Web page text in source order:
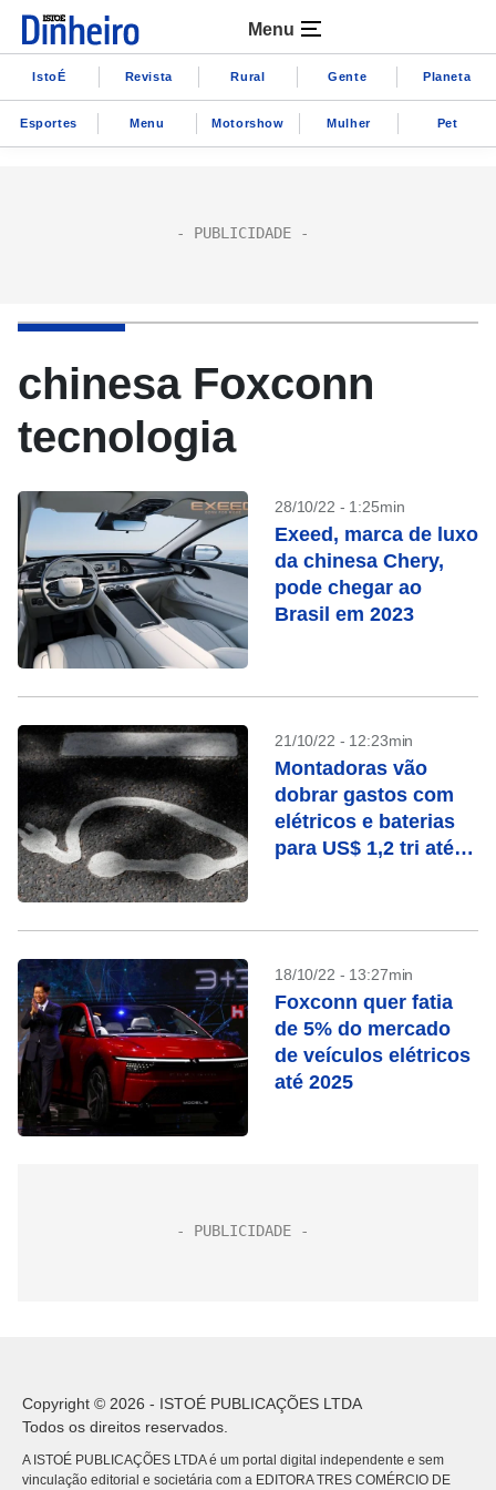
Menu
IstoÉ Revista Rural Gente Planeta
Esportes Menu Motorshow Mulher Pet
chinesa Foxconn
tecnologia
28/10/22 - 1:25min
Exeed, marca de luxo
da chinesa Chery,
pode chegar ao
Brasil em 2023
21/10/22 - 12:23min
Montadoras vão
dobrar gastos com
elétricos e baterias
para US$ 1,2 tri até
18/10/22 - 13:27min
Foxconn quer fatia
de 5% do mercado
de veículos elétricos
até 2025
Copyright © 2026 - ISTOÉ PUBLICAÇÕES LTDA
Todos os direitos reservados.
A ISTOÉ PUBLICAÇÕES LTDA é um portal digital independente e sem
vinculação editorial e societária com a EDITORA TRES COMÉRCIO DE